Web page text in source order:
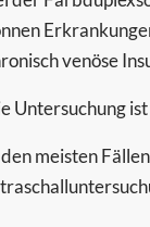
venöse
Untersuchung
meisten